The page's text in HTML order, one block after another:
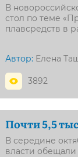
В
стол по теме
плавсредств в
Автор: Елена
3892
Почти 5,5
В середине
власти